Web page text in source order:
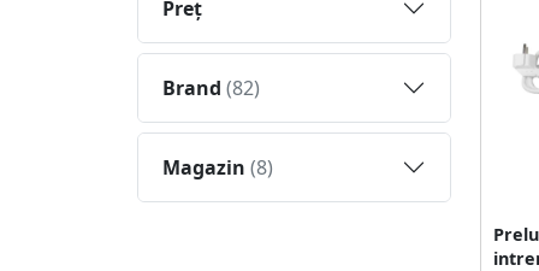
Preţ
Brand (82)
Magazin (8)